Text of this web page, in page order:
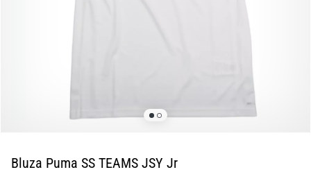
Bluza Puma SS TEAMS JSY Jr